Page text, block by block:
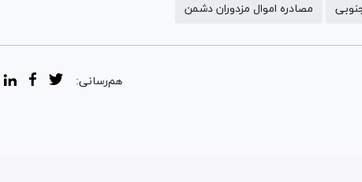
مصادره اموال مزدوران دشمن
هم‌رسانی: